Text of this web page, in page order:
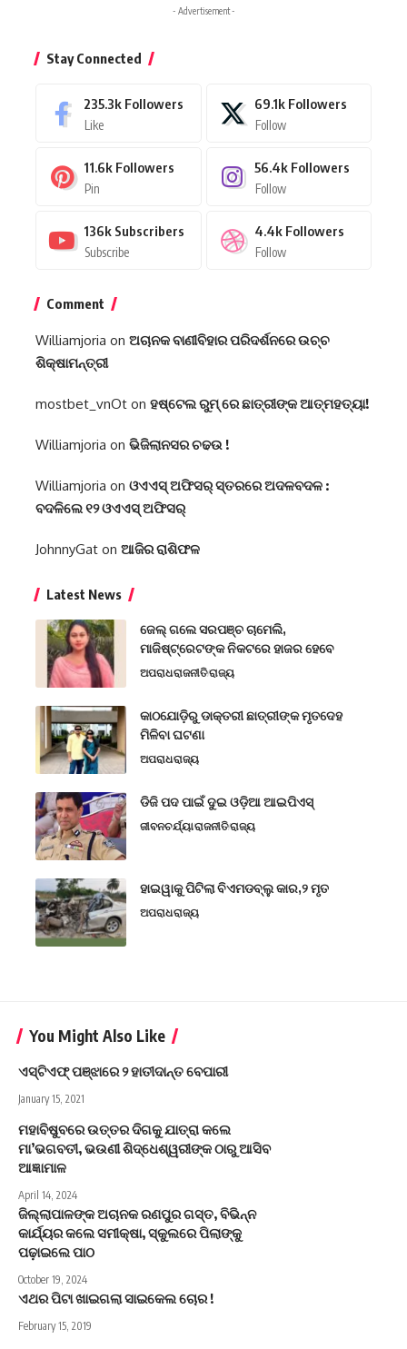
- Advertisement -
Stay Connected
235.3k Followers
Like
69.1k Followers
Follow
11.6k Followers
Pin
56.4k Followers
Follow
136k Subscribers
Subscribe
4.4k Followers
Follow
Comment
Williamjoria on ଅଚାନକ ବାଣୀବିହାର ପରିଦର୍ଶନରେ ଉଚ୍ଚ
ଶିକ୍ଷାମନ୍ତ୍ରୀ
mostbet_vnOt on ହଷ୍ଟେଲ ରୁମ୍ ରେ ଛାତ୍ରୀଙ୍କ ଆତ୍ମହତ୍ୟା!
Williamjoria on ଭିଜିଲାନସର ଚଢଉ !
Williamjoria on ଓଏଏସ୍‌ ଅଫିସର୍‌ ସ୍ତରରେ ଅଦଳବଦଳ :
ବଦଳିଲେ ୧୨ ଓଏଏସ୍‌ ଅଫିସର୍‌
JohnnyGat on ଆଜିର ରାଶିଫଳ
Latest News
ଜେଲ୍ ଗଲେ ସରପଞ୍ଚ ଚାମେଲି,
ମାଜିଷ୍ଟ୍ରେଟଙ୍କ ନିକଟରେ ହାଜର ହେବେ
ଅପରାଧରାଜନୀତିରାଜ୍ୟ
କାଠଯୋଡ଼ିରୁ ଡାକ୍ତରୀ ଛାତ୍ରୀଙ୍କ ମୃତଦେହ
ମିଳିବା ଘଟଣା
ଅପରାଧରାଜ୍ୟ
ଡିଜି ପଦ ପାଇଁ ଦୁଇ ଓଡ଼ିଆ ଆଇପିଏସ୍
ଜୀବନଚର୍ଯ୍ୟାରାଜନୀତିରାଜ୍ୟ
ହାଇୱାକୁ ପିଟିଲା ବିଏମଡବ୍ଲୁ କାର,୨ ମୃତ
ଅପରାଧରାଜ୍ୟ
You Might Also Like
ଏସ୍‌ଟିଏଫ୍ ପଞ୍ଝାରେ ୨ ହାତୀଦାନ୍ତ ବେପାରୀ
January 15, 2021
ମହାବିଷୁବରେ ଉତ୍ତର ଦିଗକୁ ଯାତ୍ରା କଲେ
ମା’ଭଗବତୀ, ଭଉଣୀ ଶିଦ୍ଧେଶ୍ୱରୀଙ୍କ ଠାରୁ ଆସିବ
ଆଜ୍ଞାମାଳ
April 14, 2024
ଜିଲ୍ଲାପାଳଙ୍କ ଅଚାନକ ରଣପୁର ଗସ୍ତ, ବିଭିନ୍ନ
କାର୍ଯ୍ୟର କଲେ ସମୀକ୍ଷା, ସ୍କୁଲରେ ପିଲାଙ୍କୁ
ପଢ଼ାଇଲେ ପାଠ
October 19, 2024
ଏଥର ପିଟା ଖାଇଗଲା ସାଇକେଲ ଚୋର !
February 15, 2019